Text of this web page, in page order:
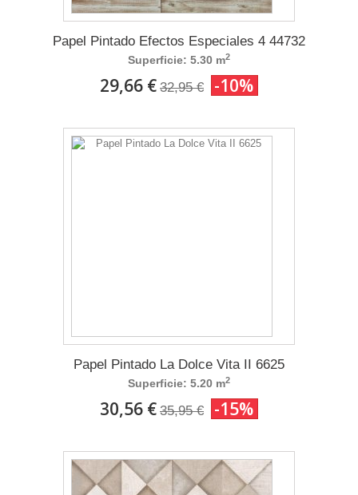
Papel Pintado Efectos Especiales 4 44732
Superficie: 5.30 m2
29,66 € 32,95 € -10%
Papel Pintado La Dolce Vita II 6625
Superficie: 5.20 m2
30,56 € 35,95 € -15%